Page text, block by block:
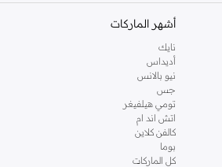
الملائمة للعمل، البحث عن فستان مثالي للحفلات او
مسقط
من نمشي واستمتعي باكثر من الف ستايل من مجموعة
كاملة في متجر دوروثي بيركنز اون لاين او
دوروثي بيركنز اون لاين. خدمة التوصيل السريعة
تسوق ممتعة دائما مع نمشي.
أشهر الماركات
نايك
أديداس
نيو بالانس
جس
تومي هيلفيغر
اتش اند ام
كالفن كلاين
بوما
كل الماركات